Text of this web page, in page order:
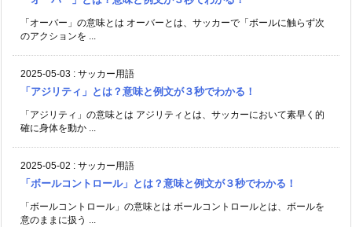
「オーバー」の意味とは オーバーとは、サッカーで「ボールに触らず次
のアクションを ...
2025-05-03 : サッカー用語
「アジリティ」とは？意味と例文が３秒でわかる！
「アジリティ」の意味とは アジリティとは、サッカーにおいて素早く的
確に身体を動か ...
2025-05-02 : サッカー用語
「ボールコントロール」とは？意味と例文が３秒でわかる！
「ボールコントロール」の意味とは ボールコントロールとは、ボールを
意のままに扱う ...